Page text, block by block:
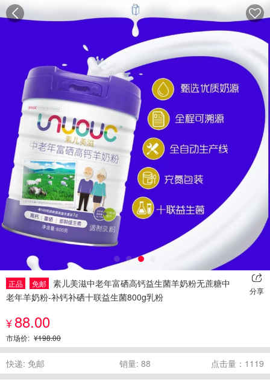
正品 免邮
素儿美滋中老年富硒高钙益生菌羊奶粉无蔗糖中
老年羊奶粉-补钙补硒十联益生菌800g乳粉
分享
¥88.00
市场价: ¥198.00
快递: 免邮 销量: 88 点击量：1119